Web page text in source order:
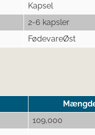
Kapsel
2-6 kapsler
FødevareØst
109,000